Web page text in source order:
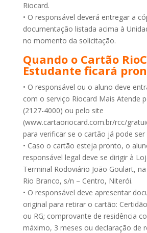
Riocard.
• O responsável deverá entregar a
documentação listada acima à
no momento da solicitação.
Quando o Cartão
Estudante ficará
• O responsável ou o aluno deve
com o serviço Riocard Mais Atende
(2127-4000) ou pelo site
(www.cartaoriocard.com.br/rcc/
para verificar se o cartão já pode ser
• Caso o cartão esteja pronto, o
responsável legal deve se dirigir à
Terminal Rodoviário João Goulart,
Rio Branco, s/n – Centro, Niterói.
• O responsável deve apresentar
original para retirar o cartão:
ou RG; comprovante de residência
máximo, 3 meses ou declaração de